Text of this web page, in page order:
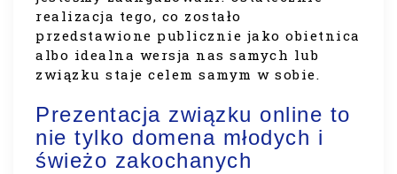
realizacja tego, co zostało
przedstawione publicznie jako obietnica
albo idealna wersja nas samych lub
związku staje celem samym w sobie.
Prezentacja związku online to
nie tylko domena młodych i
świeżo zakochanych